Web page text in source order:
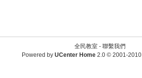
全民教室 - 聯繫我們
Powered by UCenter Home 2.0© 2001-2010